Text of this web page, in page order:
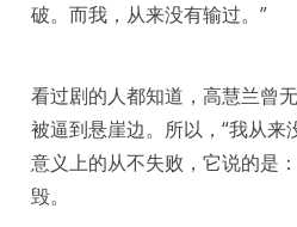
破。而我，从来没有输过。”
看过剧的人都知道，高慧兰曾
被逼到悬崖边。所以，“我从来
意义上的从不失败，它说的是
毁。